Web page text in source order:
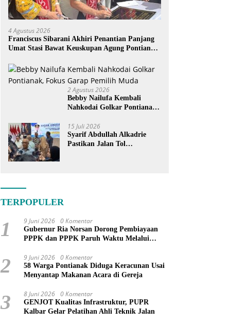
4 Agustus 2026
Franciscus Sibarani Akhiri Penantian Panjang
Umat Stasi Bawat Keuskupan Agung Pontianak,
2 Agustus 2026
Bebby Nailufa Kembali
Nahkodai Golkar Pontianak,
15 Juli 2026
Syarif Abdullah Alkadrie
Pastikan Jalan Tol
TERPOPULER
1 9 Juni 2026 0 Komentar
Gubernur Ria Norsan Dorong Pembiayaan
PPPK dan PPPK Paruh Waktu Melalui
2 9 Juni 2026 0 Komentar
58 Warga Pontianak Diduga Keracunan Usai
Menyantap Makanan Acara di Gereja
3 8 Juni 2026 0 Komentar
GENJOT Kualitas Infrastruktur, PUPR
Kalbar Gelar Pelatihan Ahli Teknik Jalan